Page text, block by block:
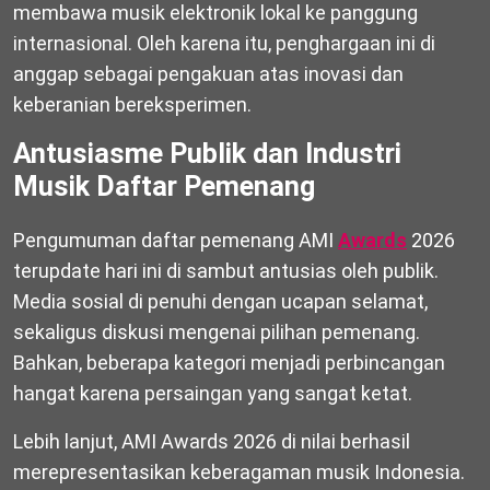
membawa musik elektronik lokal ke panggung
internasional. Oleh karena itu, penghargaan ini di
anggap sebagai pengakuan atas inovasi dan
keberanian bereksperimen.
Antusiasme Publik dan Industri
Musik Daftar Pemenang
Pengumuman daftar pemenang AMI Awards 2026
terupdate hari ini di sambut antusias oleh publik.
Media sosial di penuhi dengan ucapan selamat,
sekaligus diskusi mengenai pilihan pemenang.
Bahkan, beberapa kategori menjadi perbincangan
hangat karena persaingan yang sangat ketat.
Lebih lanjut, AMI Awards 2026 di nilai berhasil
merepresentasikan keberagaman musik Indonesia.